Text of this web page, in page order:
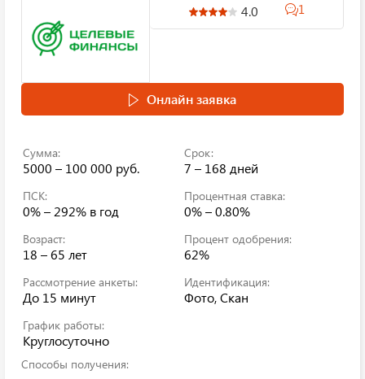
4.0 1
Онлайн заявка
Сумма:
5000 – 100 000 руб.
Срок:
7 – 168 дней
ПСК:
0% – 292% в год
Процентная ставка:
0% – 0.80%
Возраст:
18 – 65 лет
Процент одобрения:
62%
Рассмотрение анкеты:
До 15 минут
Идентификация:
Фото, Скан
График работы:
Круглосуточно
Способы получения: